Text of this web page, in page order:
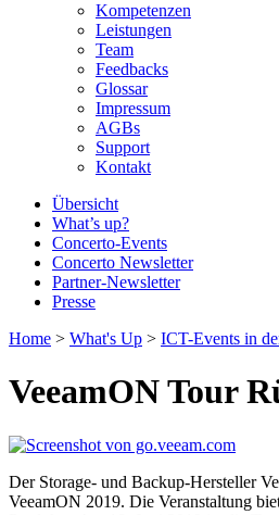
Kompetenzen
Leistungen
Team
Feedbacks
Glossar
Impressum
AGBs
Support
Kontakt
Übersicht
What’s up?
Concerto-Events
Concerto Newsletter
Partner-Newsletter
Presse
Home > What's Up > ICT-Events in
VeeamON Tour
Der Storage- und Backup-Hersteller
VeeamON 2019. Die Veranstaltung